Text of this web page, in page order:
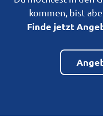
kommen, bist
Finde jetzt